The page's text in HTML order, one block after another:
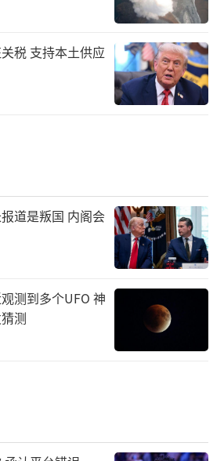
税 支持本土供应
道是叛国 内阁会
测到多个UFO 神
测